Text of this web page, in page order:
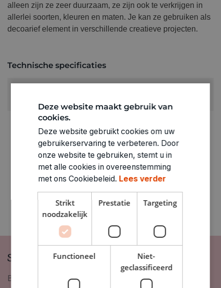
alleen zijn ze zeer duurzaam, ze zijn ook te verkrijgen in
allerlei soorten, kleuren en maten. Je kan ze gebruiken als
decoarief element in verschillende creatieve projecten.
Technische specificaties
ARTIKELNUMMER
2530013
Schrijf je in op onze nieuwsbrief
Blijf op de hoogte van nieuwigheden, inspiratie,
Deze website maakt gebruik van
cookies.
Deze website gebruikt cookies om uw
gebruikerservaring te verbeteren. Door
onze website te gebruiken, stemt u in
met alle cookies in overeenstemming
met ons Cookiebeleid. Lees verder
Strikt
noodzakelijk
Prestatie Targeting
Functioneel
Niet-
geclassificeerd